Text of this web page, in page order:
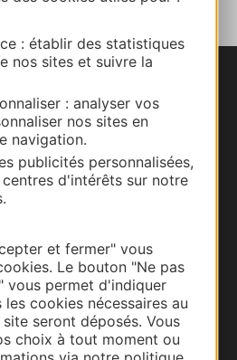
: établir des statistiques
nos sites et suivre la
: analyser vos
nos sites en
navigation.
publicités personnalisées,
d'intérêts sur notre
et fermer" vous
Le bouton "Ne pas
vous permet d'indiquer
cookies nécessaires au
seront déposés. Vous
choix à tout moment ou